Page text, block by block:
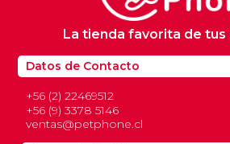
Datos de Contacto
+56 (2) 22469512
+56 (9) 3378 5146
ventas@petphone.cl
La tienda favorita de tus